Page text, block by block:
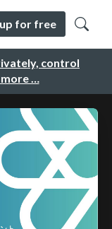
control
…
for free